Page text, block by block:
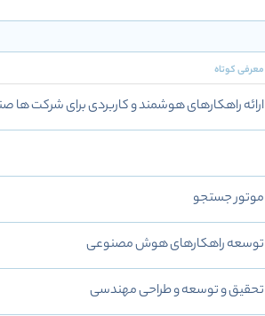
معرفی کوتاه
ارائه راهکارهای هوشمند و کاربردی برای شرکت
موتور جستجو
توسعه راهکارهای هوش مصنوعی
تحقیق و توسعه و طراحی مهندسی